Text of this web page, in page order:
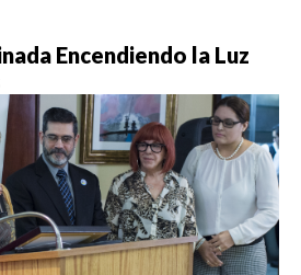
Encendiendo la Luz